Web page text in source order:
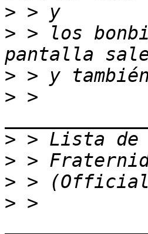
>
> > los
>
> >
>
>
>
> >